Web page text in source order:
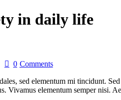
in daily life
0 Comments
sed elementum mi tincidunt.
Vivamus elementum semper nisi.